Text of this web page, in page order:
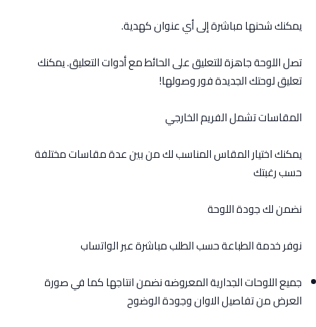
يمكنك شحنها مباشرة إلى أي عنوان كهدية.
تصل اللوحة جاهزة للتعليق على الحائط مع أدوات التعليق. يمكنك
تعليق لوحتك الجديدة فور وصولها!
المقاسات تشمل الفريم الخارجي
يمكنك اختيار المقاس المناسب لك من بين عدة مقاسات مختلفة
حسب رغبتك
نضمن لك جودة اللوحة
نوفر خدمة الطباعة حسب الطلب مباشرة عبر الواتساب
جميع اللوحات الجدارية المعروضه نضمن انتاجها كما في صورة
العرض من تفاصيل الاوان وجودة الوضوح